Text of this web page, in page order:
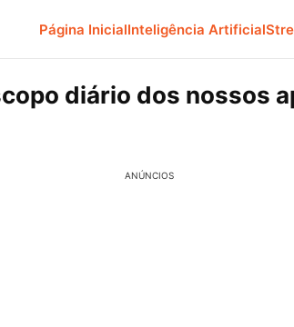
Página InicialInteligência Artificial
diário dos nossos
ANÚNCIOS